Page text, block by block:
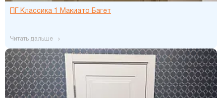
ПГ Классика 1 Макиато Багет
читать дальше